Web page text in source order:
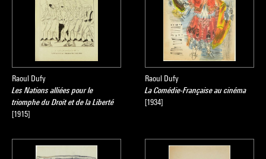
Raoul Dufy
Les Nations alliées pour le
triomphe du Droit et de la Liberté
[1915]
Raoul Dufy
La Comédie-Française au cinéma
[1934]